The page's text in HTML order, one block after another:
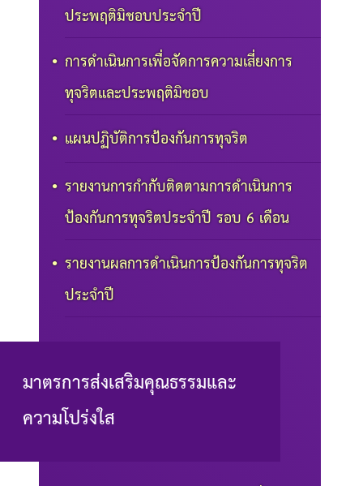
ประพฤติมิชอบประจำปี
การดำเนินการเพื่อจัดการความเสี่ยงการ
ทุจริตและประพฤติมิชอบ
แผนปฏิบัติการป้องกันการทุจริต
รายงานการกำกับติดตามการดำเนินการ
ป้องกันการทุจริตประจำปี รอบ 6 เดือน
รายงานผลการดำเนินการป้องกันการทุจริต
ประจำปี
มาตรการส่งเสริมคุณธรรมและ
ความโปร่งใส